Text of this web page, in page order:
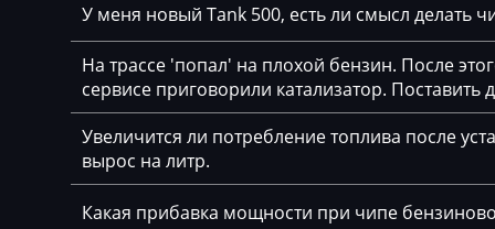
AVR
BAIC
Bajaj
Basak
Bauer
Bosch MDG1
35UP)
Bosch MDG1
Bosch ME(V)17.2.1
У меня новый Tank 500, есть ли смысл делать
На трассе 'попал' на плохой бензин. После
сервисе приговорили катализатор.
Увеличится ли потребление топлива после
вырос на литр.
Какая прибавка мощности при чипе